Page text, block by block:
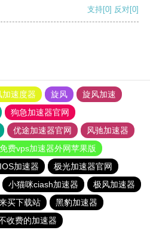
支持[0] 反对[0]
加速度器 旋风
旋风加速
狗急加速器官网
优途加速器官网
风驰加速器
免费vps加速器外网苹果版
IOS加速器
极光加速器官网
小猫咪ciash加速器
极风加速器
买下载站
黑豹加速器
收费的加速器